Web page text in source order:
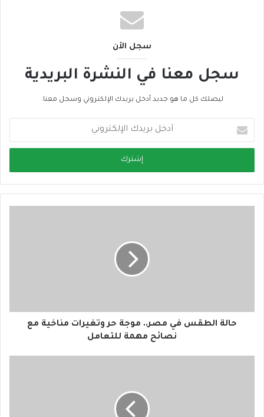
سجل الأن
سجل معنا في النشرة البريدية
ليصلك كل ما هو جديد أدخل بريدك الإلكتروني وسجل معنا.
خ
ب
ر
حالة الطقس في مصر.. موجة حر وتغيرات مناخية مع
نصائح مهمة للتعامل